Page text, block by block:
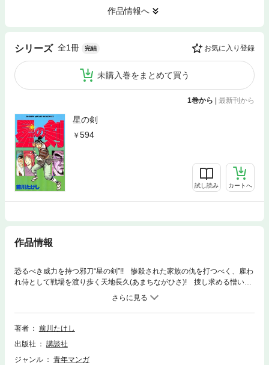
作品情報へ
シリーズ 全1冊 完結 お気に入り登録
未購入巻をまとめて買う
1巻から | 最新刊から
星の剣
594
試し読み カートへ
作品情報
恐るべき威力を持つ邪刀“星の剣”!! 惨殺された家族の仇を打つべく、雇わ
れ侍として戦場を渡り歩く天地長久(あまちながひさ)! 捜し求める憎い仇
は、右頬にアザのある武将だ!! しかし、名のある刀工として知られた
父・天地源佐の命と共に奪われた“星の剣”には、忌まわしき力が潜んでい
た。天地長久よ、“星の剣”の不吉な因縁と共に、ただひとつの生きる目
的、仇敵の武将を斬りすてろ!!
著者
前川たけし
出版社
講談社
ジャンル
青年マンガ